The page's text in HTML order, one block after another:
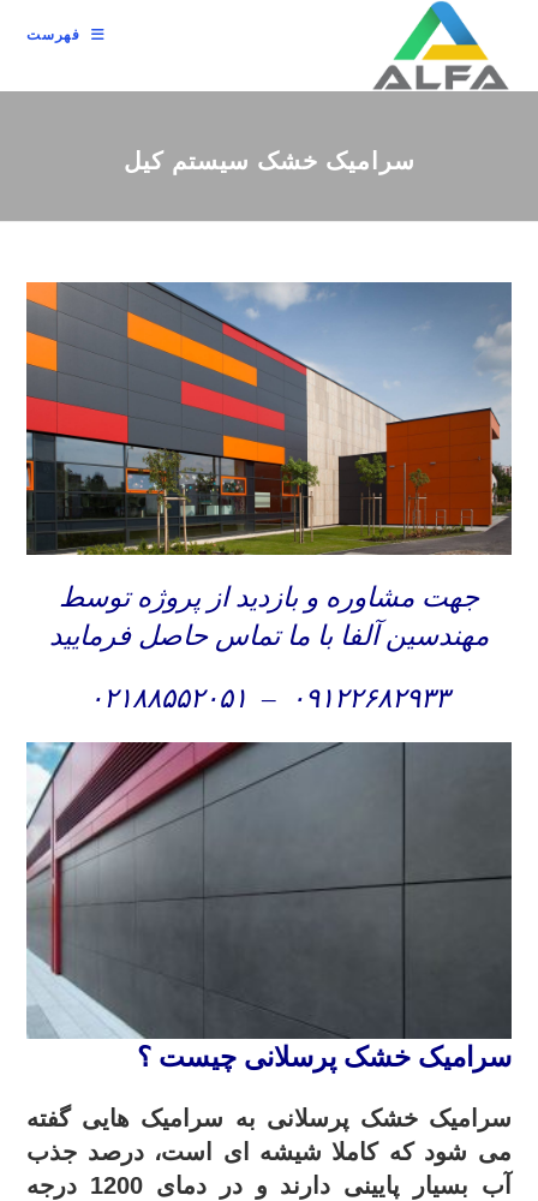
محتوا
فهرست
سرامیک خشک سیستم کیل
جهت مشاوره و بازدید از پروژه توسط
مهندسین آلفا با ما تماس حاصل فرمایید
۰۹۱۲۲۶۸۲۹۳۳ – ۰۲۱۸۸۵۵۲۰۵۱
سرامیک خشک پرسلانی چیست ؟
سرامیک خشک پرسلانی به سرامیک هایی گفته
می شود که کاملا شیشه ای است، درصد جذب
آب بسیار پایینی دارند و در دمای 1200 درجه